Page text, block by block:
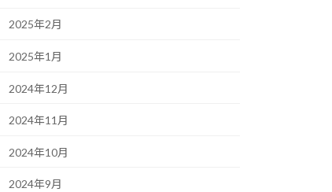
2025年2月
2025年1月
2024年12月
2024年11月
2024年10月
2024年9月